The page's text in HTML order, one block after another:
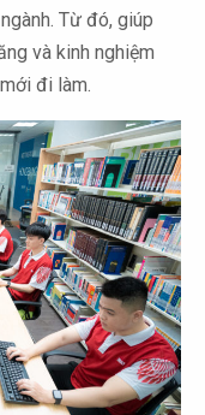
Từ đó, giúp
và kinh nghiệm
đi làm.